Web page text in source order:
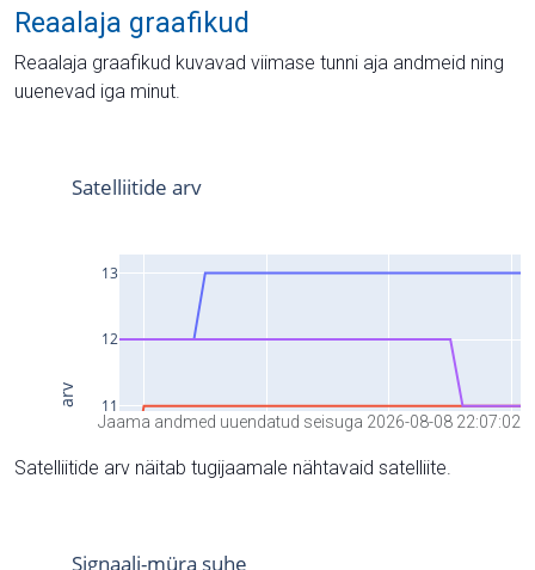
Reaalaja graafikud
Reaalaja graafikud kuvavad viimase tunni aja andmeid ning
uuenevad iga minut.
Jaama andmed uuendatud seisuga 2026-08-08 22:07:02
Satelliitide arv näitab tugijaamale nähtavaid satelliite.